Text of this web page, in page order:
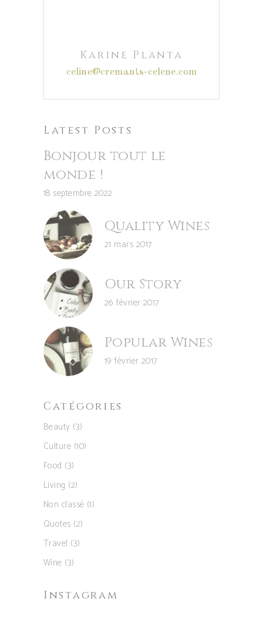
Karine Planta
celine@cremants-celene.com
Latest Posts
Bonjour tout le
monde !
18 septembre 2022
Quality Wines
21 mars 2017
Our Story
26 février 2017
Popular Wines
19 février 2017
Catégories
Beauty (3)
Culture (10)
Food (3)
Living (2)
Non classé (1)
Quotes (2)
Travel (3)
Wine (3)
Instagram